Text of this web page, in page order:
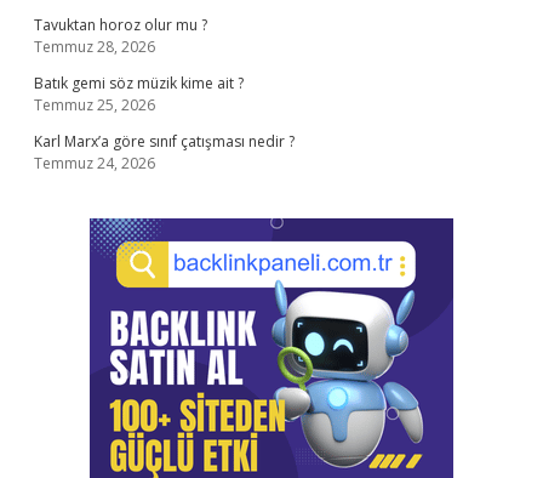
Tavuktan horoz olur mu ?
Temmuz 28, 2026
Batık gemi söz müzik kime ait ?
Temmuz 25, 2026
Karl Marx’a göre sınıf çatışması nedir ?
Temmuz 24, 2026